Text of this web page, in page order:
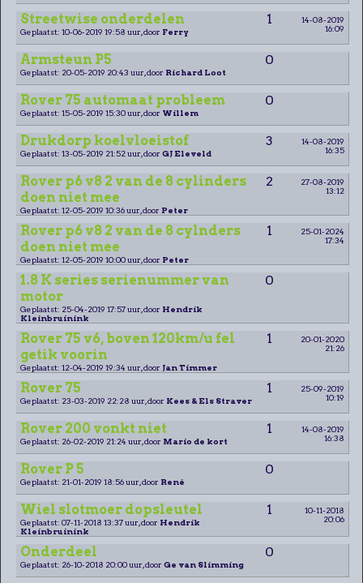
Streetwise onderdelen 1
14-08-2019
16:09
Geplaatst: 10-06-2019 19:58 uur, door Ferry
Armsteun P5 0
Geplaatst: 20-05-2019 20:43 uur, door Richard Loot
Rover 75 automaat probleem 0
Geplaatst: 15-05-2019 15:30 uur, door Willem
Drukdorp koelvloeistof 3
14-08-2019
16:35
Geplaatst: 13-05-2019 21:52 uur, door GJ Eleveld
Rover p6 v8 2 van de 8 cylinders
doen niet mee
2
27-08-2019
13:12
Geplaatst: 12-05-2019 10:36 uur, door Peter
Rover p6 v8 2 van de 8 cylnders
doen niet mee
1
25-01-2024
17:34
Geplaatst: 12-05-2019 10:00 uur, door Peter
1.8 K series serienummer van
motor
0
Geplaatst: 25-04-2019 17:57 uur, door Hendrik
Kleinbruinink
Rover 75 v6, boven 120km/u fel
getik voorin
1
20-01-2020
21:26
Geplaatst: 12-04-2019 19:34 uur, door Jan Timmer
Rover 75 1
25-09-2019
10:19
Geplaatst: 23-03-2019 22:28 uur, door Kees & Els Straver
Rover 200 vonkt niet 1
14-08-2019
16:38
Geplaatst: 26-02-2019 21:24 uur, door Mario de kort
Rover P 5 0
Geplaatst: 21-01-2019 18:56 uur, door René
Wiel slotmoer dopsleutel 1
10-11-2018
20:06
Geplaatst: 07-11-2018 13:37 uur, door Hendrik
Kleinbruinink
Onderdeel 0
Geplaatst: 26-10-2018 20:00 uur, door Ge van Slimming